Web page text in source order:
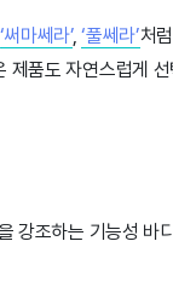
‘써마쎄라’,‘풀쎄라’처
제품도 자연스럽게
강조하는 기능성 바